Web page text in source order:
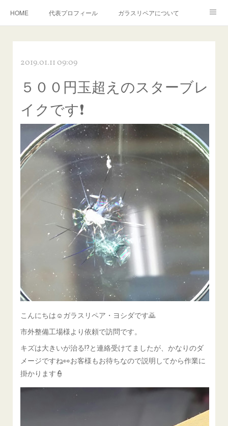
HOME 代表プロフィール ガラスリペアについて
飛び石施工料金について
当店へのアクセス 建築ガラスキズ取り・研磨・磨き
【プロ使用】フッ素系ガラストリートメント『アクアペル』
当店の良心的価格の理由について
欧州車モールの白サビやシミを落とす！
instagram記事 ガラスリペア施工価格
飛び石ひび割れでヒビ先が伸びた場合は？
2019.01.11 09:09
５００円玉超えのスターブレ
イクです❗
こんにちは☺ガラスリペア・ヨシダです🙇
市外整備工場様より依頼で訪問です。
キズは大きいが治る⁉と連絡受けてましたが、かなりのダ
メージですね👀お客様もお待ちなので説明してから作業に
掛かります👮